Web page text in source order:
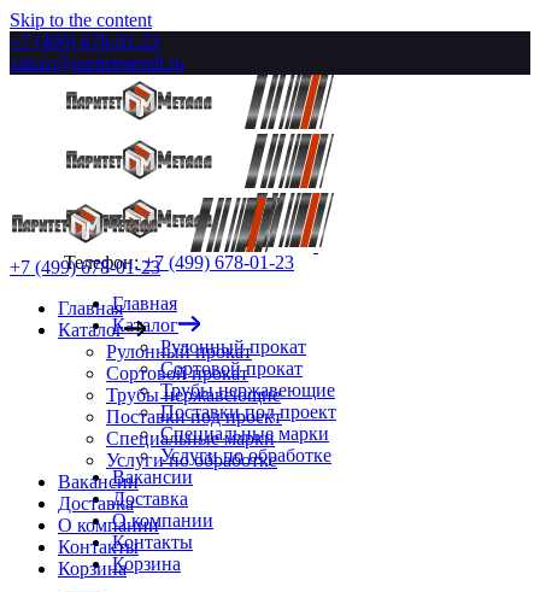
Skip to the content
+7 (499) 678-01-23
zakaz@paritetmetall.ru
Телефон:+7 (499) 678-01-23
Главная
Каталог
Рулонный прокат
Сортовой прокат
Трубы нержавеющие
Поставки под проект
Специальные марки
Услуги по обработке
Вакансии
Доставка
О компании
Контакты
Корзина
+7 (499) 678-01-23
Главная
Каталог
Рулонный прокат
Сортовой прокат
Трубы нержавеющие
Поставки под проект
Специальные марки
Услуги по обработке
Вакансии
Доставка
О компании
Контакты
Корзина